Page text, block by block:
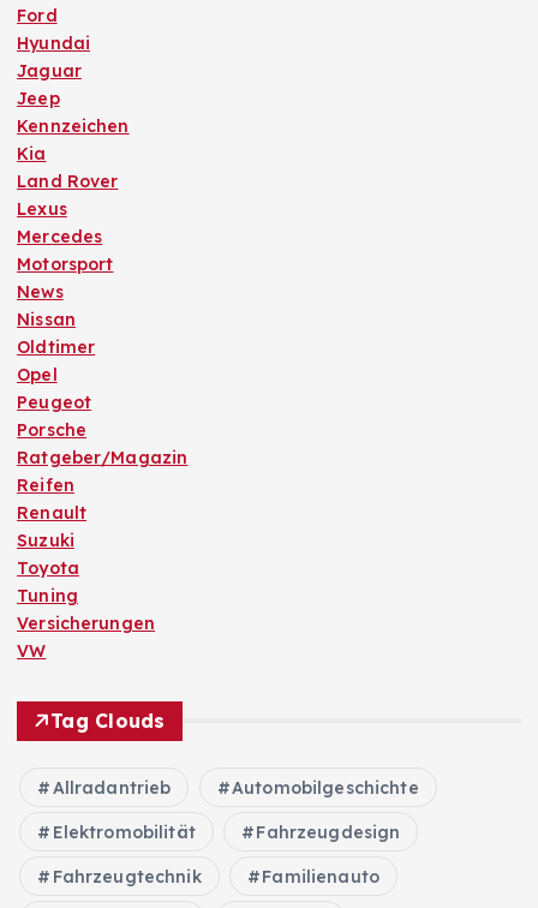
Ford
Hyundai
Jaguar
Jeep
Kennzeichen
Kia
Land Rover
Lexus
Mercedes
Motorsport
News
Nissan
Oldtimer
Opel
Peugeot
Porsche
Ratgeber/Magazin
Reifen
Renault
Suzuki
Toyota
Tuning
Versicherungen
VW
Tag Clouds
Allradantrieb Automobilgeschichte
Elektromobilität Fahrzeugdesign
Fahrzeugtechnik Familienauto